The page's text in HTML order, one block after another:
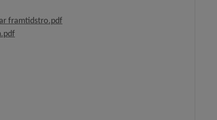
MB, öppnas i nytt fönster.
framtidstro.pdf, 29.1 MB, öppnas i nytt fönster.
, 4.2 MB, öppnas i nytt fönster.
fönster.
fönster.